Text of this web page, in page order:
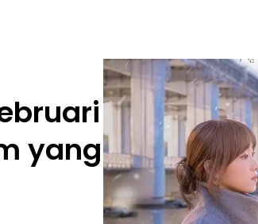
yang